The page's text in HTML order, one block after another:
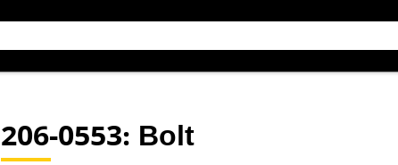
206-0553: Bolt